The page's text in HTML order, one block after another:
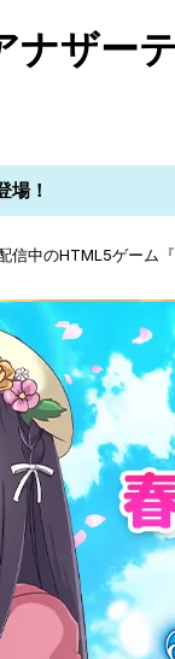
ナザー
場！
中のHTML5ゲーム